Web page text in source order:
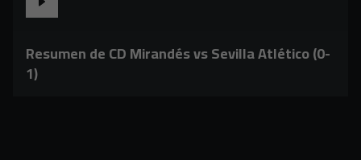
Resumen de CD Mirandés vs Sevilla Atlético (0-
1)